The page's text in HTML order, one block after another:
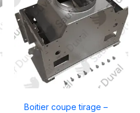
Boitier coupe tirage –